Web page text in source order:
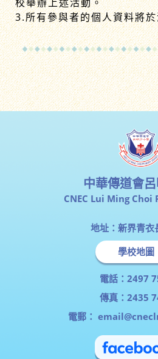
3.所有參與者的個人資料將
中華傳道會
CNEC Lui Ming
地址：新界青衣
學校地圖
電話：2497
傳真：2435
電郵：